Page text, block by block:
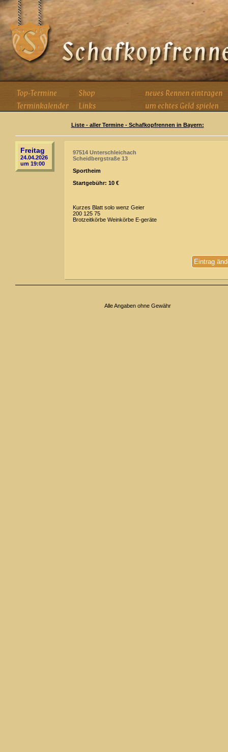
Liste - aller Termine - Schafkopfrennen in Bayern:
Freitag
24.04.2026
um 19:00
97514 Unterschleichach
Scheidbergstraße 13
Sportheim
Startgebühr: 10 €
Kurzes Blatt solo wenz Geier
200 125 75
Brotzeitkörbe Weinkörbe E-geräte
Eintrag
Alle Angaben ohne Gewähr